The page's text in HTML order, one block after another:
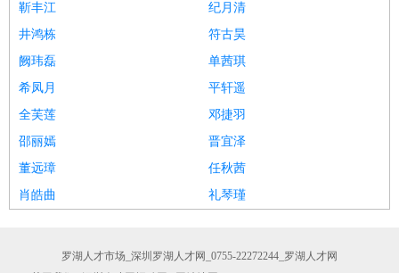
靳丰江
纪月清
井鸿栋
符古昊
阙玮磊
单茜琪
希凤月
平轩遥
全芙莲
邓捷羽
邵丽嫣
晋宜泽
董远璋
任秋茜
肖皓曲
礼琴瑾
罗湖人才市场_深圳罗湖人才网_0755-22272244_罗湖人才网